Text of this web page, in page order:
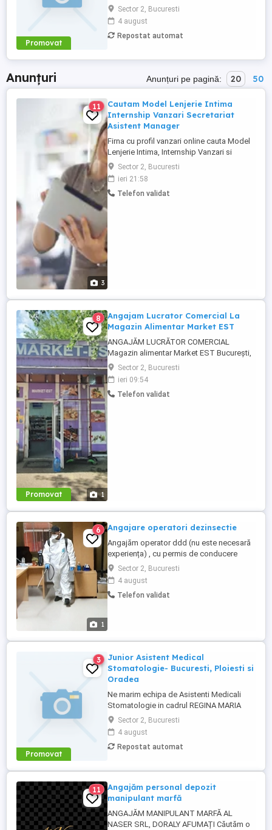
Promovat
Dental Clinics! Avand alaturi tehnologie de
ultima generatie, colegii nostri ofera
ingrijire medicala de calitate pentru
sanatatea dentara a pacientilor, oferindu-
zambetul lor. Sa-ti povestim ...
Sector 2, Bucuresti
4 august
Repostat automat
Anunțuri Anunțuri pe pagină: 20 50
3
11
Cautam Model Lenjerie Intima
Internship Vanzari Secretariat
Asistent Manager
Firna cu profil vanzari online cauta Model
Lenjerie Intima, Internship Vanzari si
Assstent Manager. Pe piata din 2006
oferim Internship cu posibilitate de
angajare pe termen lung. Sediul central
Inel 0 Bucuresti Sector 2 . Part, Full Time
Sector 2, Bucuresti
ieri 21:58
Telefon validat
Promovat 1
8
Angajam Lucrator Comercial La
Magazin Alimentar Market EST
ANGAJĂM LUCRĂTOR COMERCIAL
Magazin alimentar Market EST București,
Sector 2, zona Gara de Est Salariu: 3.500
lei Program: 8:ore zi 1 zi liberă pe
săptămână Contract de muncă
Responsabilități: Mentinerea ordinii in
Sector 2, Bucuresti
ieri 09:54
Telefon validat
1
6 Angajare operatori dezinsectie
Angajăm operator ddd (nu este necesară
experiența) , cu permis de conducere
categoria B , de minim un an , de preferat -
domiciliul in sector 2 Bucuresti. Cerințe
obligatorii: -permis auto categoria B -
domiciliul în sectorul 2 (sau zone
Sector 2, Bucuresti
4 august
Telefon validat
Promovat
3
Junior Asistent Medical
Stomatologie- Bucuresti, Ploiesti si
Oradea
Ne marim echipa de Asistenti Medicali
Stomatologie in cadrul REGINA MARIA
Dental Clinics! Avand alaturi tehnologie de
ultima generatie, colegii nostri ofera
ingrijire medicala de calitate pentru
sanatatea dentara a pacientilor, oferindu-
zambetul lor. Sa-ti povestim ...
Sector 2, Bucuresti
4 august
Repostat automat
11
Angajăm personal depozit
manipulant marfă
ANGAJĂM MANIPULANT MARFĂ AL
NASER SRL, DORALY AFUMAȚI Căutăm o